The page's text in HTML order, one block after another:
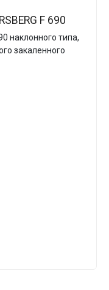
F 690
наклонного типа,
закаленного